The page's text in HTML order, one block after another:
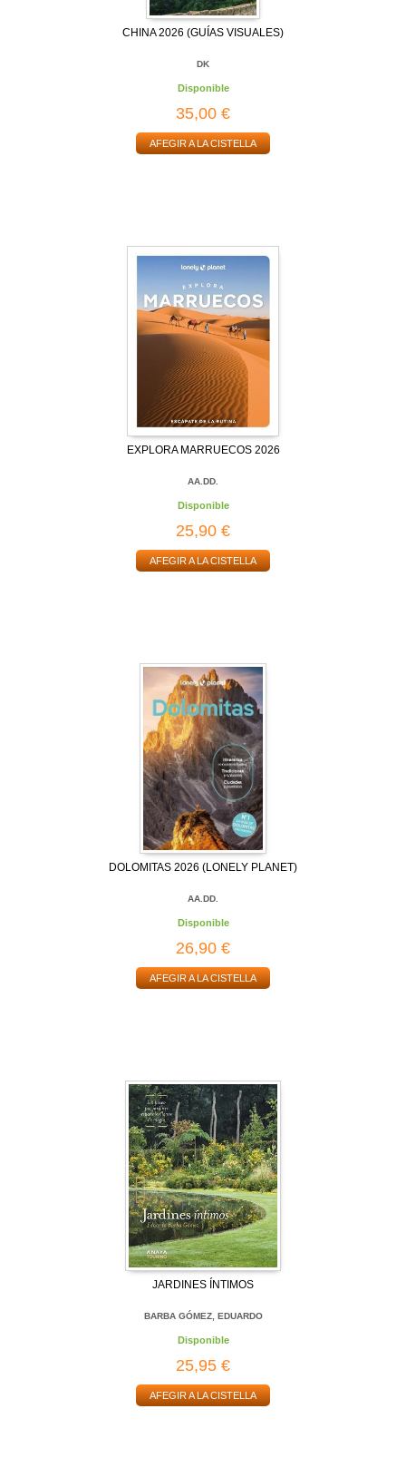
CHINA 2026 (GUÍAS VISUALES)
DK
Disponible
35,00 €
AFEGIR A LA CISTELLA
EXPLORA MARRUECOS 2026
AA.DD.
Disponible
25,90 €
AFEGIR A LA CISTELLA
DOLOMITAS 2026 (LONELY PLANET)
AA.DD.
Disponible
26,90 €
AFEGIR A LA CISTELLA
JARDINES ÍNTIMOS
BARBA GÓMEZ, EDUARDO
Disponible
25,95 €
AFEGIR A LA CISTELLA